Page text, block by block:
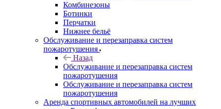
Комбинезоны
Ботинки
Перчатки
Нижнее бельё
Обслуживание и перезаправка систем
пожаротушения
Назад
Обслуживание и перезаправка систем
пожаротушения
Обслуживание и перезаправка систем
пожаротушения
Аренда спортивных автомобилей на лучших